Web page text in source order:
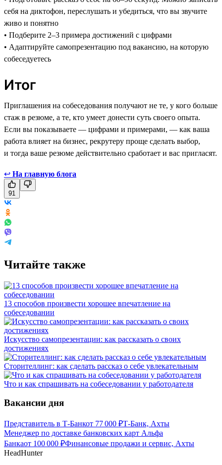
себя на диктофон, переслушать и убедиться, что вы звучите
живо и понятно
• Подберите 2–3 примера достижений с цифрами
• Адаптируйте самопрезентацию под вакансию, на которую
собеседуетесь
Итог
Приглашения на собеседования получают не те, у кого больше
стаж в резюме, а те, кто умеет донести суть своего опыта.
Если вы показываете — цифрами и примерами, — как ваша
работа влияет на бизнес, рекрутеру проще сделать выбор,
и тогда ваше резюме действительно сработает и вас пригласят.
↩ На главную блога
91
Читайте также
13 способов произвести хорошее впечатление на
собеседовании
Искусство самопрезентации: как рассказать о своих
достижениях
Сторителлинг: как сделать рассказ о себе увлекательным
Что и как спрашивать на собеседовании у работодателя
Вакансии дня
Представитель в Т-Банкот 77 000 ₽Т-Банк, Ахты
Менеджер по доставке банковских карт Альфа
Банкаот 100 000 ₽Финансовые продажи и сервис, Ахты
HeadHunter